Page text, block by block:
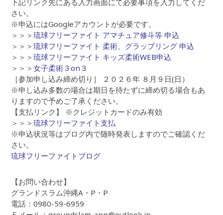
下記リンク先にある入力画面にて必要事項を入力してくだ
さい。
※申込にはGoogleアカウントが必要です。
＞＞＞琉球フリーファイト アマチュア修斗等 申込
＞＞＞琉球フリーファイト 柔術、グラップリング 申込
＞＞＞琉球フリーファイト キッズ柔術WEB申込
＞＞＞女子柔術３on３
［参加申し込み締め切り］ ２０２６年 ８月９日(日）
※申し込み多数の場合は期日を待たずに締め切る場合もあ
りますので予めご了承ください。
【支払リンク】 ※クレジットカードのみ有効
＞＞＞琉球フリーファイト支払
※申込状況等はブログ内で随時発表しますのでご確認くだ
さい。
琉球フリーファイトブログ
【お問い合わせ】
グランドスラム沖縄A・P・P
電話：0980-59-6959